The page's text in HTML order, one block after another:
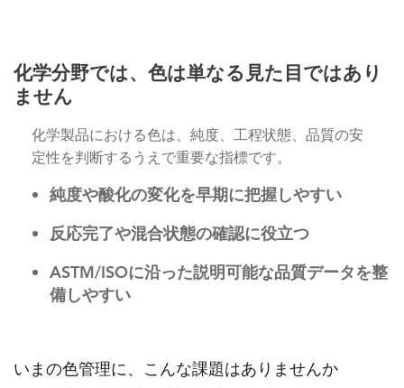
化学分野では、色は単なる見た目ではあり
ません
化学製品における色は、純度、工程状態、品質の安
定性を判断するうえで重要な指標です。
純度や酸化の変化を早期に把握しやすい
反応完了や混合状態の確認に役立つ
ASTM/ISOに沿った説明可能な品質データを整
備しやすい
いまの色管理に、こんな課題はありませんか